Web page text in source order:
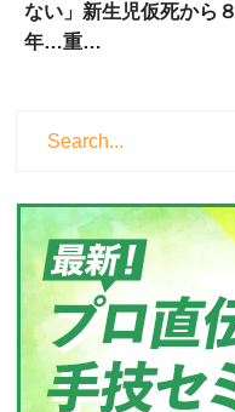
ない」新生児仮死から８
年…重…